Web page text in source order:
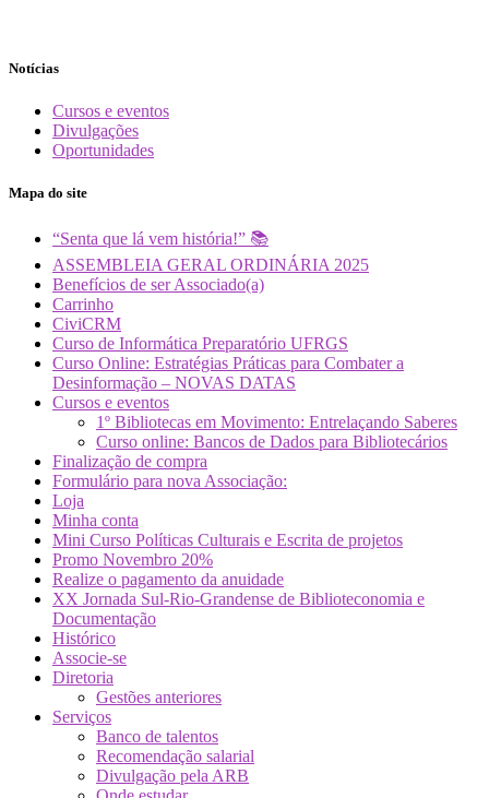
Notícias
Cursos e eventos
Divulgações
Oportunidades
Mapa do site
“Senta que lá vem história!” 📚
ASSEMBLEIA GERAL ORDINÁRIA 2025
Benefícios de ser Associado(a)
Carrinho
CiviCRM
Curso de Informática Preparatório UFRGS
Curso Online: Estratégias Práticas para Combater a
Desinformação – NOVAS DATAS
Cursos e eventos
1º Bibliotecas em Movimento: Entrelaçando Saberes
Curso online: Bancos de Dados para Bibliotecários
Finalização de compra
Formulário para nova Associação:
Loja
Minha conta
Mini Curso Políticas Culturais e Escrita de projetos
Promo Novembro 20%
Realize o pagamento da anuidade
XX Jornada Sul-Rio-Grandense de Biblioteconomia e
Documentação
Histórico
Associe-se
Diretoria
Gestões anteriores
Serviços
Banco de talentos
Recomendação salarial
Divulgação pela ARB